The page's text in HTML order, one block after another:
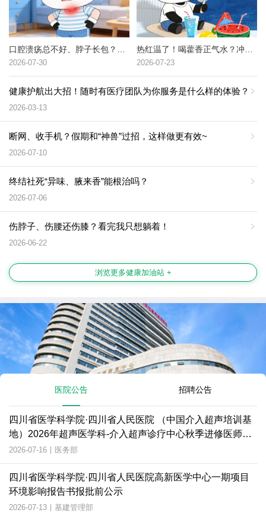
2026-07-30 2026-07-23
健康护航出大招！随时有医疗团队为你服务是什么样的体验？
2026-03-13
断网、收手机？假期和“神兽”过招，这样做更有效~
2026-07-10
终结社死“异味、腋来香”能根治吗？
2026-07-06
伤脖子、伤腰还伤膝？看完我只想躺着！
2026-06-22
浏览更多健康加油站 +
医院公告 招聘公告
四川省医学科学院·四川省人民医院 （中国介入超声培训基
地）2026年超声医学科-介入超声诊疗中心秋季进修医师招
生简章
2026-07-16 | 医务部
四川省医学科学院·四川省人民医院高新医学中心一期项目
环境影响报告书报批前公示
2026-07-13 | 基建管理部